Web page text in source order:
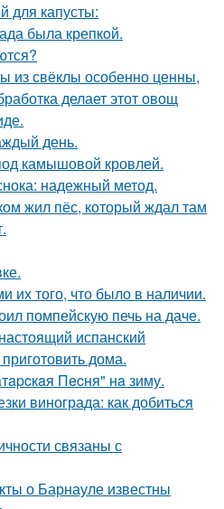
для капусты:
была крепкoй.
из свёклы особенно ценны,
делает этот овощ
день.
камышовой кровлей.
надежный метод.
жил пёс, который ждал там
их того, что было в наличии.
помпейскую печь на даче.
испанский
дома.
Пecня" нa зиму.
винограда: как добиться
связаны с
о Барнауле известны